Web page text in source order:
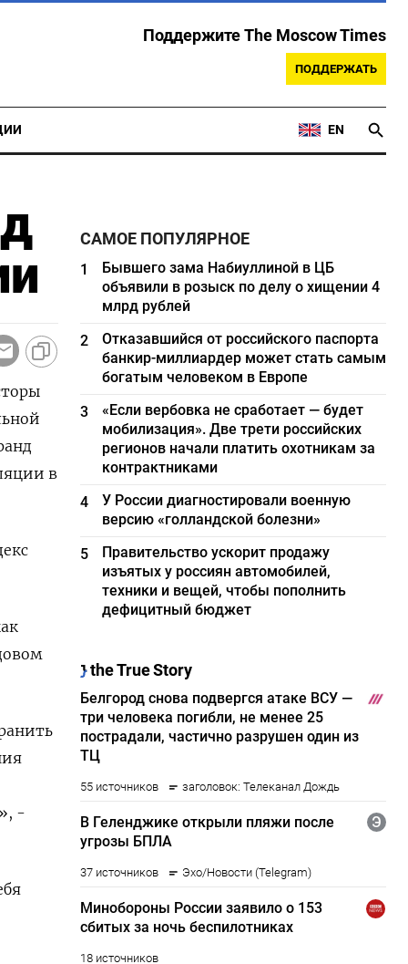
Поддержите The Moscow Times
ПОДДЕРЖАТЬ
EN
в
-
САМОЕ ПОПУЛЯРНОЕ
1
Бывшего зама Набиуллиной в ЦБ
объявили в розыск по делу о хищении 4
млрд рублей
2
Отказавшийся от российского паспорта
банкир-миллиардер может стать самым
богатым человеком в Европе
3
«Если вербовка не сработает — будет
мобилизация». Две трети российских
регионов начали платить охотникам за
контрактниками
4
У России диагностировали военную
версию «голландской болезни»
5
Правительство ускорит продажу
изъятых у россиян автомобилей,
техники и вещей, чтобы пополнить
дефицитный бюджет